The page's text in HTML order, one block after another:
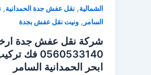
الشمالية, نقل عفش جدة الحمدانية,
السامر , ونيت نقل عفش بجدة
شركة نقل عفش جدة
ابحر الحمدانية السامر